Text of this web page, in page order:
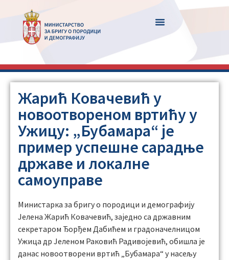
Жарић Ковачевић у
новоотвореном вртићу у
Ужицу: „Бубамара“ је
пример успешне сарадње
државе и локалне
самоуправе
Министарка за бригу о породици и демографију
Јелена Жарић Ковачевић, заједно са државним
секретаром Ђорђем Дабићем и градоначелницом
Ужица др Јеленом Раковић Радивојевић, обишла је
данас новоотворени вртић „Бубамара“ у насељу